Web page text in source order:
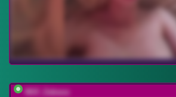
Milf_Zabava